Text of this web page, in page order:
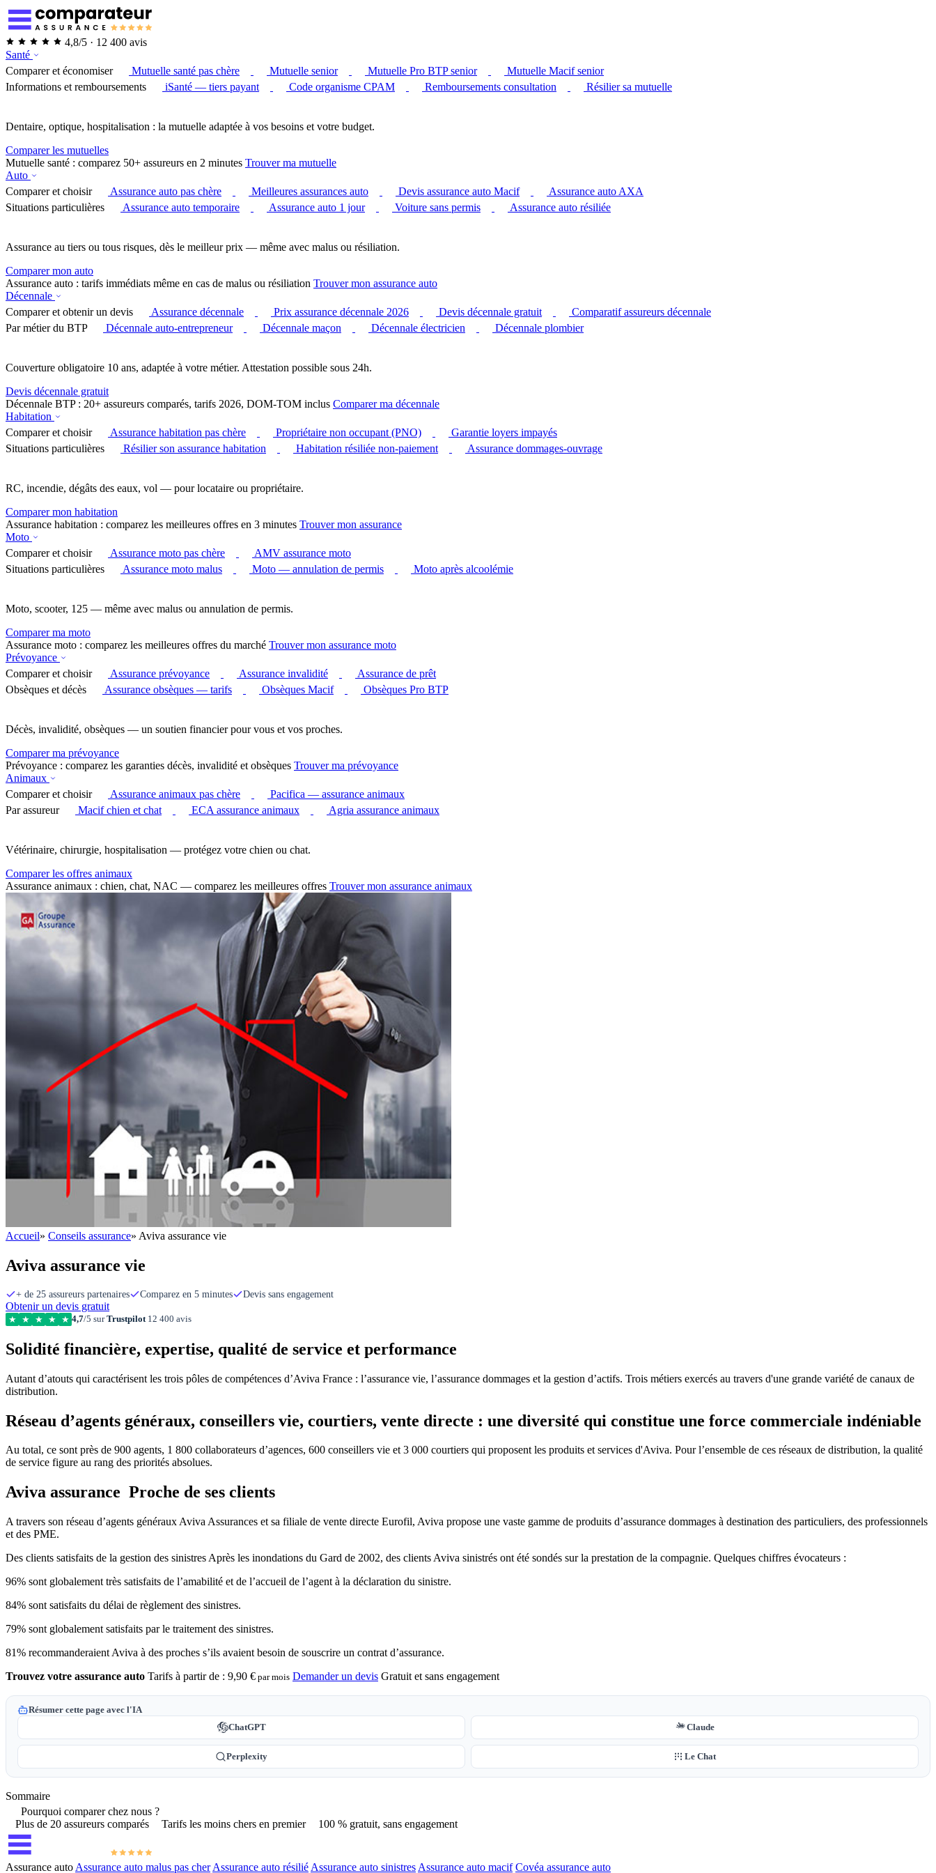
4,8/5 · 12 400 avis
Santé
Comparer et économiser
Mutuelle santé pas chère Mutuelle senior Mutuelle Pro BTP senior
Mutuelle Macif senior
Informations et remboursements
iSanté — tiers payant Code organisme CPAM Remboursements consultation Résilier sa mutuelle
Dentaire, optique, hospitalisation : la mutuelle adaptée à vos besoins et votre budget.
Comparer les mutuelles
Mutuelle santé : comparez 50+ assureurs en 2 minutes Trouver ma mutuelle
Auto
Comparer et choisir
Assurance auto pas chère Meilleures assurances auto Devis assurance auto Macif
Assurance auto AXA
Situations particulières
Assurance auto temporaire Assurance auto 1 jour Voiture sans permis Assurance auto résiliée
Assurance au tiers ou tous risques, dès le meilleur prix — même avec malus ou résiliation.
Comparer mon auto
Assurance auto : tarifs immédiats même en cas de malus ou résiliation Trouver mon assurance auto
Décennale
Comparer et obtenir un devis
Assurance décennale Prix assurance décennale 2026 Devis décennale gratuit
Comparatif assureurs décennale
Par métier du BTP
Décennale auto-entrepreneur Décennale maçon Décennale électricien Décennale plombier
Couverture obligatoire 10 ans, adaptée à votre métier. Attestation possible sous 24h.
Devis décennale gratuit
Décennale BTP : 20+ assureurs comparés, tarifs 2026, DOM-TOM inclus Comparer ma décennale
Habitation
Comparer et choisir
Assurance habitation pas chère Propriétaire non occupant (PNO)
Garantie loyers impayés
Situations particulières
Résilier son assurance habitation Habitation résiliée non-paiement Assurance dommages-ouvrage
RC, incendie, dégâts des eaux, vol — pour locataire ou propriétaire.
Comparer mon habitation
Assurance habitation : comparez les meilleures offres en 3 minutes Trouver mon assurance
Moto
Comparer et choisir
Assurance moto pas chère
AMV assurance moto
Situations particulières
Assurance moto malus Moto — annulation de permis Moto après alcoolémie
Moto, scooter, 125 — même avec malus ou annulation de permis.
Comparer ma moto
Assurance moto : comparez les meilleures offres du marché Trouver mon assurance moto
Prévoyance
Comparer et choisir
Assurance prévoyance Assurance invalidité
Assurance de prêt
Obsèques et décès
Assurance obsèques — tarifs Obsèques Macif Obsèques Pro BTP
Décès, invalidité, obsèques — un soutien financier pour vous et vos proches.
Comparer ma prévoyance
Prévoyance : comparez les garanties décès, invalidité et obsèques Trouver ma prévoyance
Animaux
Comparer et choisir
Assurance animaux pas chère
Pacifica — assurance animaux
Par assureur
Macif chien et chat ECA assurance animaux Agria assurance animaux
Vétérinaire, chirurgie, hospitalisation — protégez votre chien ou chat.
Comparer les offres animaux
Assurance animaux : chien, chat, NAC — comparez les meilleures offres Trouver mon assurance animaux
Accueil» Conseils assurance» Aviva assurance vie
Aviva assurance vie
+ de 25 assureurs partenaires Comparez en 5 minutes Devis sans engagement
Obtenir un devis gratuit
★ ★ ★ ★ ★ 4,7/5 surTrustpilot12 400 avis
Solidité financière, expertise, qualité de service et performance
Autant d’atouts qui caractérisent les trois pôles de compétences d’Aviva France : l’assurance vie, l’assurance dommages et la gestion d’actifs. Trois métiers exercés au travers d'une grande variété de canaux de
distribution.
Réseau d’agents généraux, conseillers vie, courtiers, vente directe : une diversité qui constitue une force commerciale indéniable
Au total, ce sont près de 900 agents, 1 800 collaborateurs d’agences, 600 conseillers vie et 3 000 courtiers qui proposent les produits et services d'Aviva. Pour l’ensemble de ces réseaux de distribution, la qualité
de service figure au rang des priorités absolues.
Aviva assurance Proche de ses clients
A travers son réseau d’agents généraux Aviva Assurances et sa filiale de vente directe Eurofil, Aviva propose une vaste gamme de produits d’assurance dommages à destination des particuliers, des professionnels
et des PME.
Des clients satisfaits de la gestion des sinistres Après les inondations du Gard de 2002, des clients Aviva sinistrés ont été sondés sur la prestation de la compagnie. Quelques chiffres évocateurs :
96% sont globalement très satisfaits de l’amabilité et de l’accueil de l’agent à la déclaration du sinistre.
84% sont satisfaits du délai de règlement des sinistres.
79% sont globalement satisfaits par le traitement des sinistres.
81% recommanderaient Aviva à des proches s’ils avaient besoin de souscrire un contrat d’assurance.
Trouvez votre assurance auto Tarifs à partir de : 9,90 € par mois Demander un devis Gratuit et sans engagement
Résumer cette page avec l'IA
ChatGPT Claude
Perplexity Le Chat
Sommaire
Pourquoi comparer chez nous ?
Plus de 20 assureurs comparés
Tarifs les moins chers en premier 100 % gratuit, sans engagement
Assurance auto Assurance auto malus pas cher Assurance auto résilié Assurance auto sinistres Assurance auto macif Covéa assurance auto